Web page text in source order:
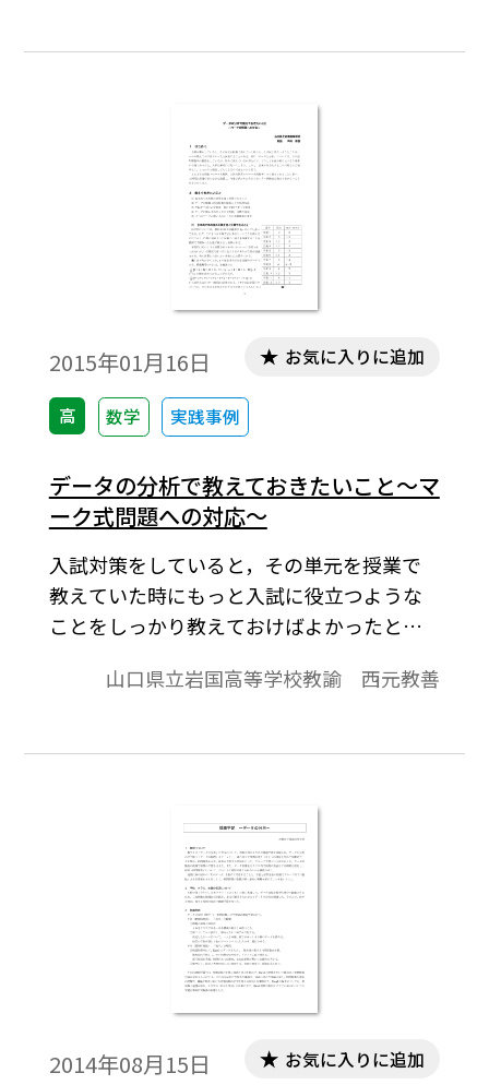
2015年01月16日
高 数学 実践事例
お気に入りに追加
データの分析で教えておきたいこと～マ
ーク式問題への対応～
入試対策をしていると，その単元を授業で
教えていた時にもっと入試に役立つような
ことをしっかり教えておけばよかったと反
については，３０数年間数学の教員をして
しても他分野に比べると指導が手薄であっ
し，生徒の気合も入るこの時期ならば効率
よく，しっかりと吸収してもらえるのでは
ないかと思う。 さまざまな問題（マーク
式模試，入試対策用のマーク式問題等）か
ら教えられることは多い。と同時に指導の
至らなさを痛感し，今後に活かすためにも
センター試験前に教えておきたいことをま
とめてみた。※文中の数式は，「Tosho数式
エディタ」で作成されています。ワード文書
山口県立岩国高等学校教諭 西元教善
2014年08月15日 お気に入りに追加